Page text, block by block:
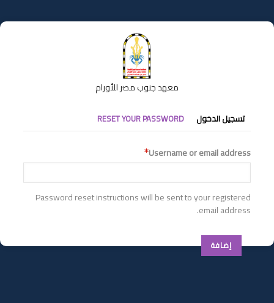
إلى
المحتوى
معهد جنوب مصر للأورام
التبويبات
الأساسية
تسجيل الدخول RESET YOUR PASSWORD
Username or email address
Password reset instructions will be sent to your registered
email address.